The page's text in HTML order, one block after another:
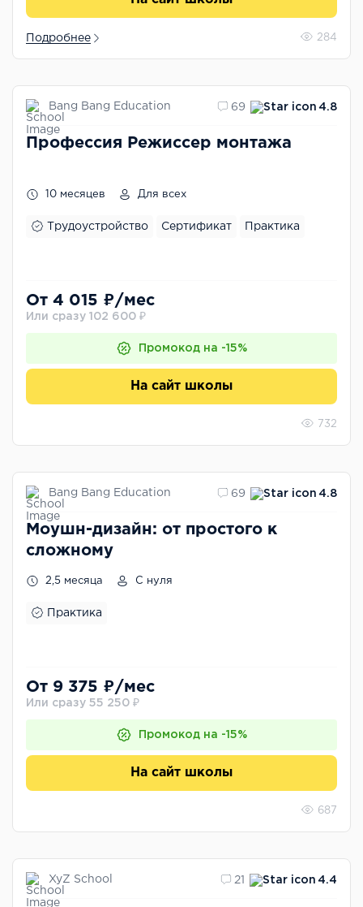
Подробнее 284
Bang Bang Education 69 4.8
Профессия Режиссер монтажа
10 месяцев Для всех
Трудоустройство Сертификат Практика
От 4 015 ₽/мес
Или сразу 102 600 ₽
Промокод на -15%
На сайт школы
732
Bang Bang Education 69 4.8
Моушн-дизайн: от простого к
сложному
2,5 месяца С нуля
Практика
От 9 375 ₽/мес
Или сразу 55 250 ₽
Промокод на -15%
На сайт школы
687
XyZ School 21 4.4